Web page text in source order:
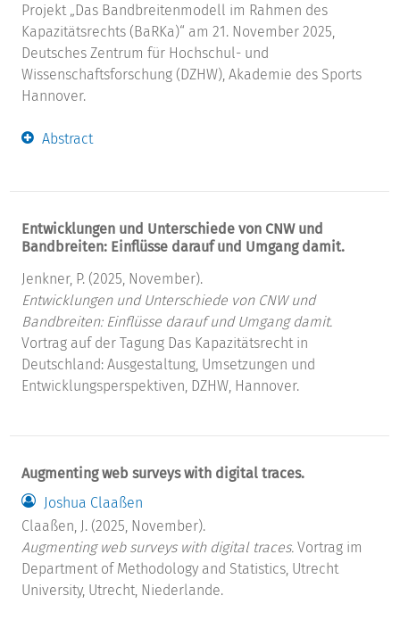
Projekt „Das Bandbreitenmodell im Rahmen des
Kapazitätsrechts (BaRKa)“ am 21. November 2025,
Deutsches Zentrum für Hochschul- und
Wissenschaftsforschung (DZHW), Akademie des Sports
Hannover.
Abstract
Entwicklungen und Unterschiede von CNW und
Bandbreiten: Einflüsse darauf und Umgang damit.
Jenkner, P. (2025, November).
Entwicklungen und Unterschiede von CNW und
Bandbreiten: Einflüsse darauf und Umgang damit.
Vortrag auf der Tagung Das Kapazitätsrecht in
Deutschland: Ausgestaltung, Umsetzungen und
Entwicklungsperspektiven, DZHW, Hannover.
Augmenting web surveys with digital traces.
Joshua Claaßen
Claaßen, J. (2025, November).
Augmenting web surveys with digital traces. Vortrag im
Department of Methodology and Statistics, Utrecht
University, Utrecht, Niederlande.